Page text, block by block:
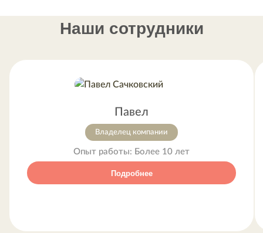
Наши сотрудники
Павел
Владелец компании
Опыт работы: Более 10 лет
Подробнее